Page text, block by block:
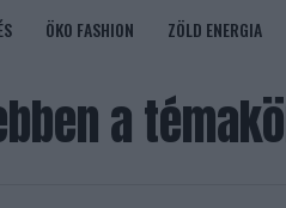
ÖKO FASHION ZÖLD ENERGIA
a